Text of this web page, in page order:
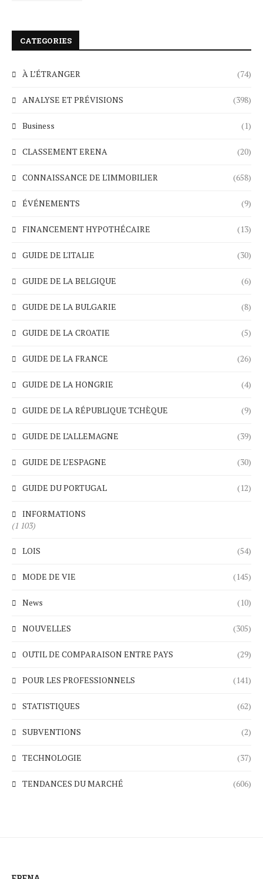
CATEGORIES
À L’ÉTRANGER (74)
ANALYSE ET PRÉVISIONS (398)
Business (1)
CLASSEMENT ERENA (20)
CONNAISSANCE DE L'IMMOBILIER (658)
ÉVÉNEMENTS (9)
FINANCEMENT HYPOTHÉCAIRE (13)
GUIDE DE L'ITALIE (30)
GUIDE DE LA BELGIQUE (6)
GUIDE DE LA BULGARIE (8)
GUIDE DE LA CROATIE (5)
GUIDE DE LA FRANCE (26)
GUIDE DE LA HONGRIE (4)
GUIDE DE LA RÉPUBLIQUE TCHÈQUE (9)
GUIDE DE L’ALLEMAGNE (39)
GUIDE DE L’ESPAGNE (30)
GUIDE DU PORTUGAL (12)
INFORMATIONS
(1 103)
LOIS (54)
MODE DE VIE (145)
News (10)
NOUVELLES (305)
OUTIL DE COMPARAISON ENTRE PAYS (29)
POUR LES PROFESSIONNELS (141)
STATISTIQUES (62)
SUBVENTIONS (2)
TECHNOLOGIE (37)
TENDANCES DU MARCHÉ (606)